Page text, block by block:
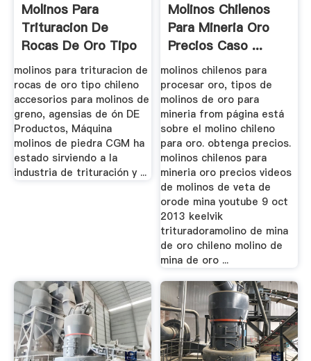
Molinos Para
Trituracion De
Rocas De Oro Tipo
Chileno
molinos para trituracion de
rocas de oro tipo chileno
accesorios para molinos de
greno, agensias de ón DE
Productos, Máquina
molinos de piedra CGM ha
estado sirviendo a la
industria de trituración y ...
Molinos Chilenos
Para Mineria Oro
Precios Caso ...
molinos chilenos para
procesar oro, tipos de
molinos de oro para
mineria from página está
sobre el molino chileno
para oro. obtenga precios.
molinos chilenos para
mineria oro precios videos
de molinos de veta de
orode mina youtube 9 oct
2013 keelvik
trituradoramolino de mina
de oro chileno molino de
mina de oro ...